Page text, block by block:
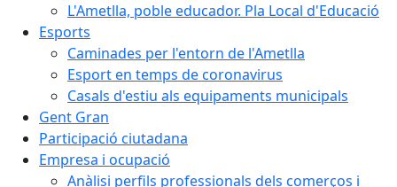
L'Ametlla, poble educador. Pla Local d'Educació
Esports
Caminades per l'entorn de l'Ametlla
Esport en temps de coronavirus
Casals d'estiu als equipaments municipals
Gent Gran
Participació ciutadana
Empresa i ocupació
Anàlisi perfils professionals dels comerços i